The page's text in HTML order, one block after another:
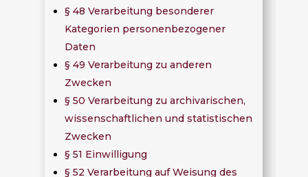
§ 48 Verarbeitung besonderer
Kategorien personenbezogener
Daten
§ 49 Verarbeitung zu anderen
Zwecken
§ 50 Verarbeitung zu archivarischen,
wissenschaftlichen und statistischen
Zwecken
§ 51 Einwilligung
§ 52 Verarbeitung auf Weisung des